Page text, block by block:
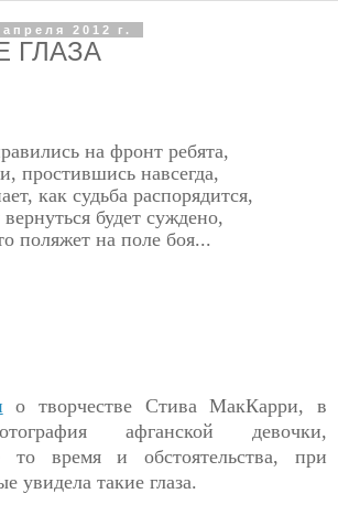
2012 г.
ГЛАЗА
на фронт ребята,
простившись навсегда,
как судьба распорядится,
будет суждено,
поляжет на поле боя...
о творчестве Стива МакКарри, в
афганской девочки,
время и обстоятельства, при
увидела такие глаза.